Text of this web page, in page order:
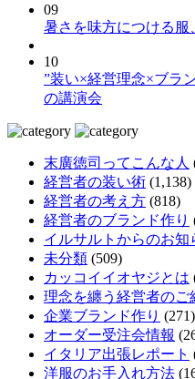
09
暑さを味方につける服
10
”装い×経営理念×ブラ
の講演会
末廣徳司ってこんな人
経営者の装い術 (1,138)
経営者の考え方 (818)
経営者のブランド作り
イルサルトからのお知
未分類 (509)
カッコイイオヤジとは
理念を纏う経営者のご
企業ブランド作り (271)
オーダー受注会情報
イタリア出張レポート
洋服のお手入れ方法